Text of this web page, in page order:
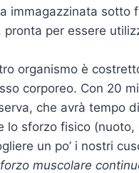
immagazzinata sotto
per essere
organismo è
corporeo. Con 20
che avrà tempo
lo sforzo fisico
un po’ i nostri
muscolare